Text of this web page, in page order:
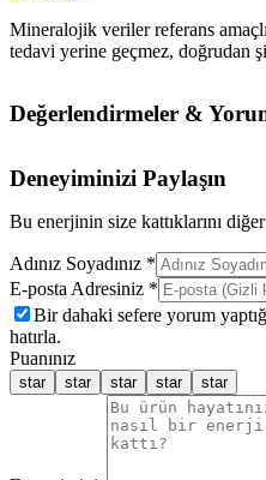
Mineralojik veriler referans
tedavi yerine geçmez, doğrudan
Değerlendirmeler &
Deneyiminizi Paylaşın
Bu enerjinin size kattıklarını
Adınız Soyadınız *
E-posta Adresiniz *
Bir dahaki sefere yorum
hatırla.
Puanınız
star star star star star